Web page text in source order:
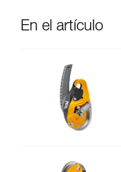
En el artículo